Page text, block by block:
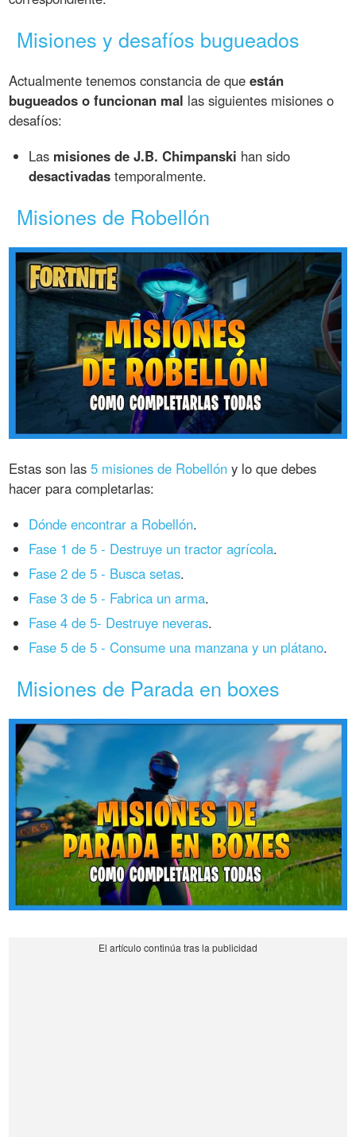
Misiones y desafíos bugueados
Actualmente tenemos constancia de queestán
bugueados o funcionan mal las siguientes misiones o
desafíos:
Las misiones de J.B. Chimpanski han sido
desactivadas temporalmente.
Misiones de Robellón
Estas son las5 misiones de Robellón y lo que debes
hacer para completarlas:
Dónde encontrar a Robellón.
Fase 1 de 5 - Destruye un tractor agrícola.
Fase 2 de 5 - Busca setas.
Fase 3 de 5 - Fabrica un arma.
Fase 4 de 5- Destruye neveras.
Fase 5 de 5 - Consume una manzana y un plátano.
Misiones de Parada en boxes